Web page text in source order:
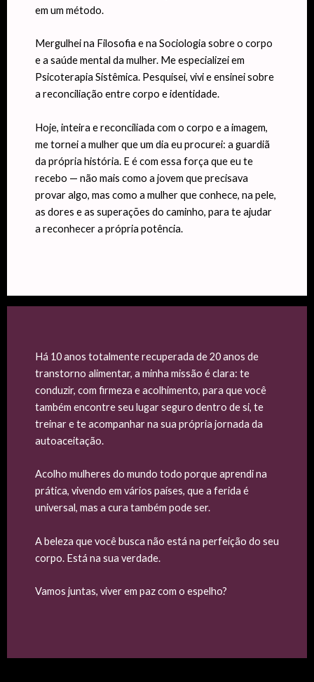
em um método.
Mergulhei na Filosofia e na Sociologia sobre o corpo
e a saúde mental da mulher. Me especializei em
Psicoterapia Sistêmica. Pesquisei, vivi e ensinei sobre
a reconciliação entre corpo e identidade.
Hoje, inteira e reconciliada com o corpo e a imagem,
me tornei a mulher que um dia eu procurei: a guardiã
da própria história. E é com essa força que eu te
recebo — não mais como a jovem que precisava
provar algo, mas como a mulher que conhece, na pele,
as dores e as superações do caminho, para te ajudar
a reconhecer a própria potência.
Há 10 anos totalmente recuperada de 20 anos de
transtorno alimentar, a minha missão é clara: te
conduzir, com firmeza e acolhimento, para que você
também encontre seu lugar seguro dentro de si, te
treinar e te acompanhar na sua própria jornada da
autoaceitação.
Acolho mulheres do mundo todo porque aprendi na
prática, vivendo em vários países, que a ferida é
universal, mas a cura também pode ser.
A beleza que você busca não está na perfeição do seu
corpo. Está na sua verdade.
Vamos juntas, viver em paz com o espelho?